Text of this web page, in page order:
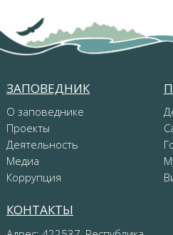
ЗАПОВЕДНИК
О заповеднике
Проекты
Деятельность
Медиа
Коррупция
КОНТАКТЫ